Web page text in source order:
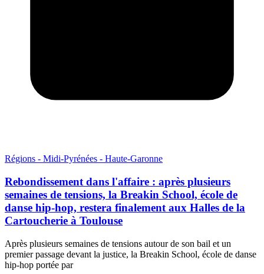
Régions - Midi-Pyrénées - Haute-Garonne
Rebondissement dans l'affaire : après plusieurs
semaines de tensions, la Breakin School, école de
danse hip-hop, restera finalement aux Halles de la
Cartoucherie à Toulouse
Après plusieurs semaines de tensions autour de son bail et un
premier passage devant la justice, la Breakin School, école de danse
hip-hop portée par